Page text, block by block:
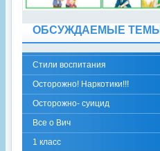
ОБСУЖДАЕМЫЕ ТЕМЫ
Стили воспитания
Осторожно! Наркотики!!!
Осторожно- суицид
Все о Вич
1 класс